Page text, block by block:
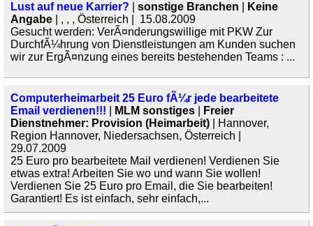
Lust auf neue Karrier? sonstige Branchen
Keine
Angabe | , , , Österreich | 15.08.2009
Gesucht werden: VerÃ¤nderungswillige mit PKW Zur
DurchfÃ¼hrung von Dienstleistungen am Kunden suchen
wir zur ErgÃ¤nzung eines bereits bestehenden Teams : ...
Computerheimarbeit 25 Euro fÃ¼r jede bearbeitete
Email verdienen!!!
MLM sonstiges
Freier
Dienstnehmer: Provision (Heimarbeit) | Hannover,
Region Hannover, Niedersachsen, Österreich |
29.07.2009
25 Euro pro bearbeitete Mail verdienen! Verdienen Sie
etwas extra! Arbeiten Sie wo und wann Sie wollen!
Verdienen Sie 25 Euro pro Email, die Sie bearbeiten!
Garantiert! Es ist einfach, sehr einfach,...